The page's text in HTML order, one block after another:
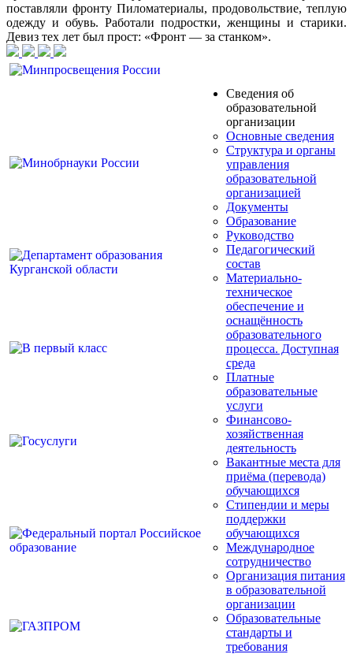
поставляли фронту Пиломатериалы, продовольствие, теплую
одежду и обувь. Работали подростки, женщины и старики.
Девиз тех лет был прост: «Фронт — за станком».
Сведения об
образовательной
организации
Основные сведения
Структура и органы
управления
образовательной
организацией
Документы
Образование
Руководство
Педагогический
состав
Материально-
техническое
обеспечение и
оснащённость
образовательного
процесса. Доступная
среда
Платные
образовательные
услуги
Финансово-
хозяйственная
деятельность
Вакантные места для
приёма (перевода)
обучающихся
Стипендии и меры
поддержки
обучающихся
Международное
сотрудничество
Организация питания
в образовательной
организации
Образовательные
стандарты и
требования